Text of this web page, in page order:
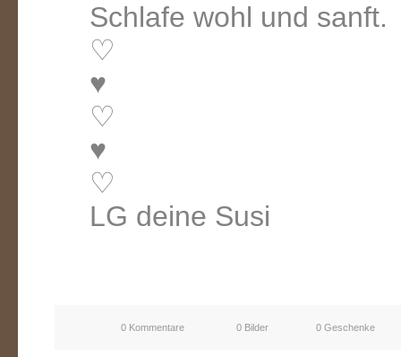
Schlafe wohl und sanft.
♡
♥
♡
♥
♡
LG deine Susi
0 Kommentare 0 Bilder 0 Geschenke